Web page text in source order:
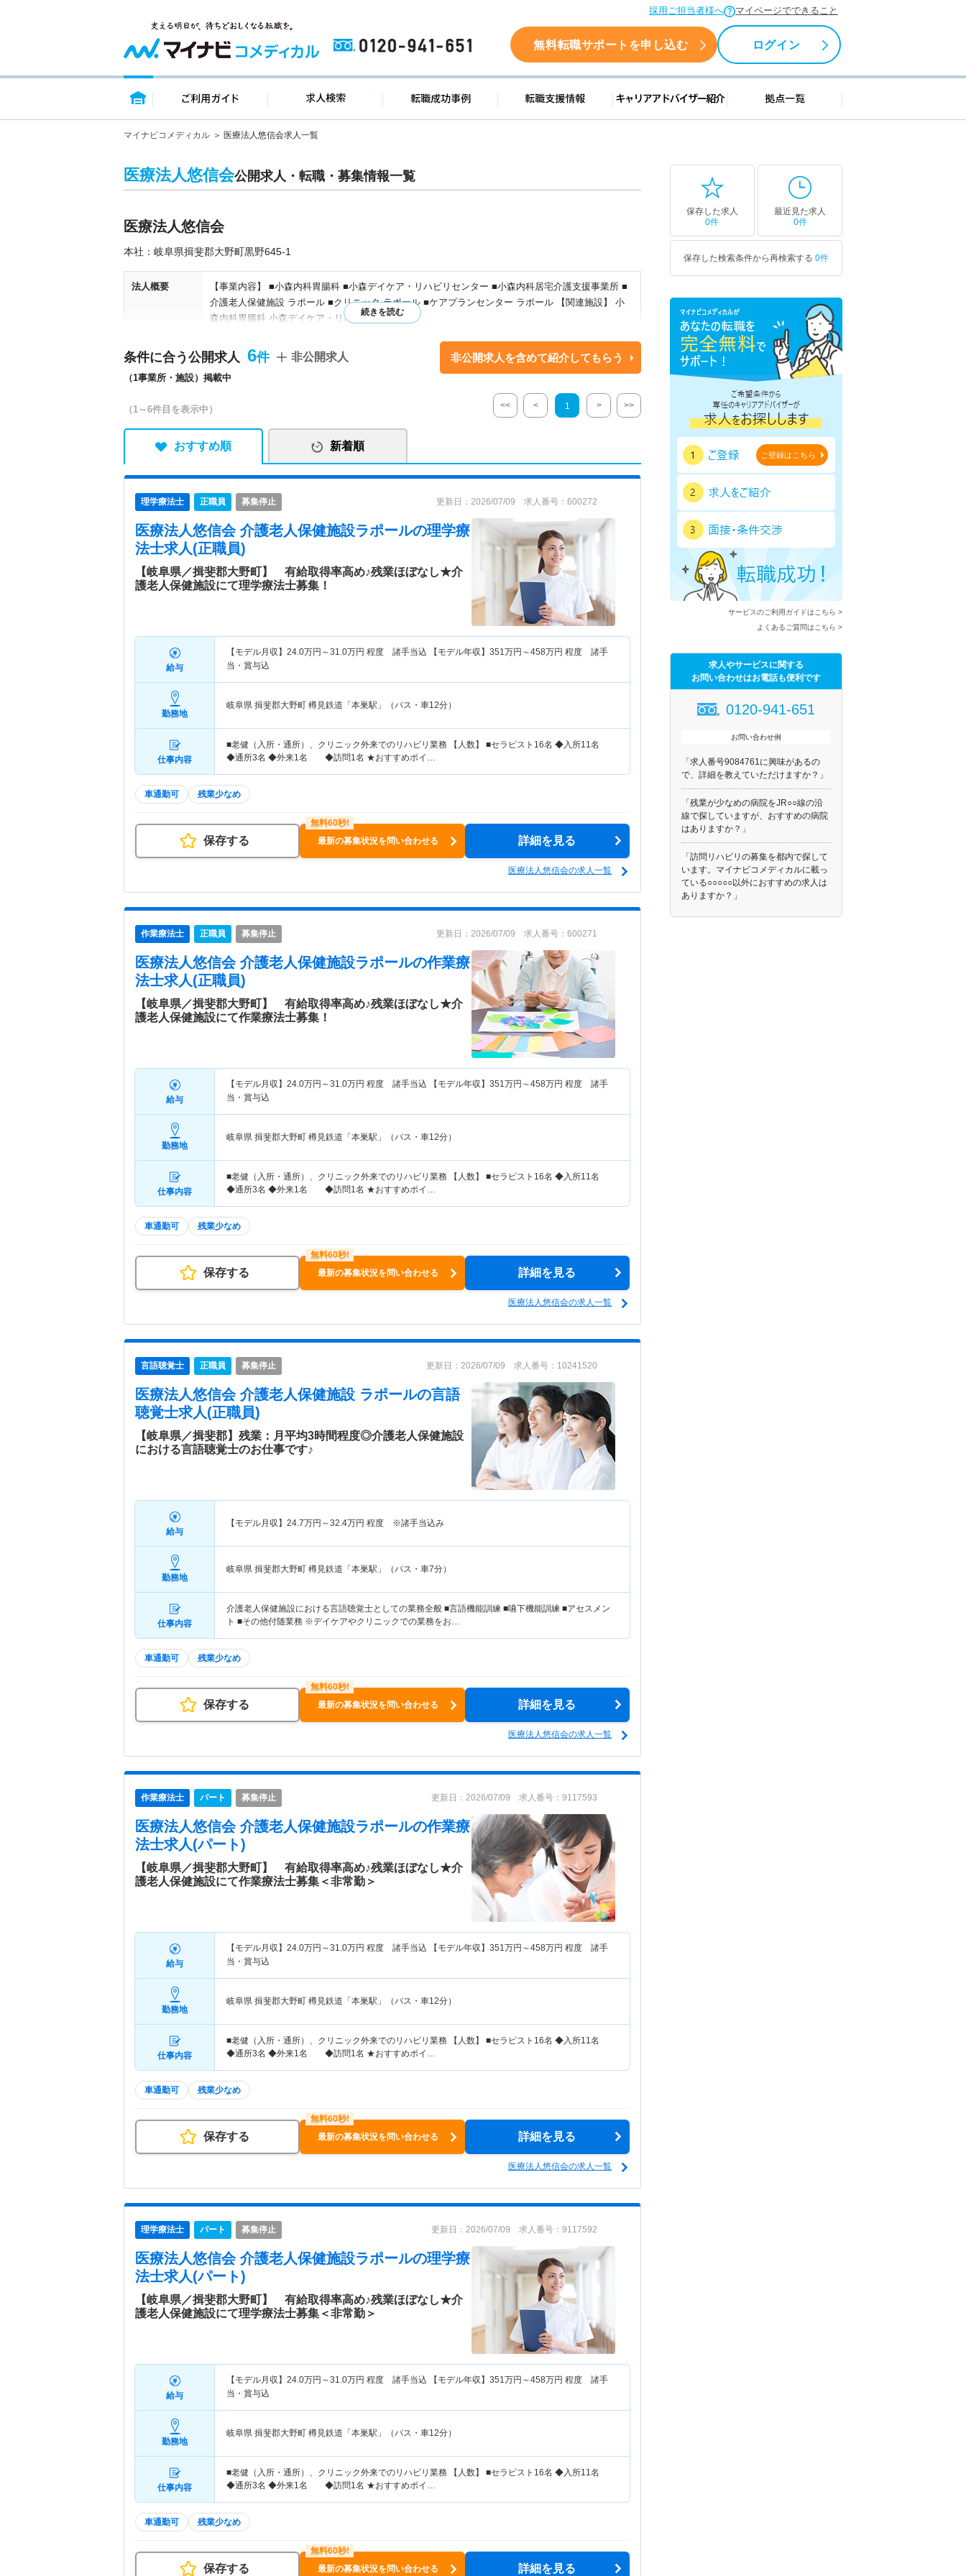
採用ご担当者様へ マイページでできること
0120-941-651 無料転職サポートを申し込む ログイン
トップページ ご利用ガイド 求人検索 転職成功事例 転職支援情報 キャリアアドバイザー紹介 拠点一覧
マイナビコメディカル 医療法人悠信会求人一覧
医療法人悠信会公開求人・転職・募集情報一覧
医療法人悠信会
本社：岐阜県揖斐郡大野町黒野645‐1
法人概要
【事業内容】 ■小森内科胃腸科 ■小森デイケア・リハビリセンター ■小森内科居宅介護支援事業所 ■
介護老人保健施設 ラポール ■クリニック ラポール ■ケアプランセンター ラポール 【関連施設】 小
森内科胃腸科 小森デイケア・リハビリセンター
特色
【事業内容】 ■小森内科胃腸科 ■小森デイケア・リハビリセンター ■小森内科居宅介護支援事業所 ■
介護老人保健施設 ラポール ■クリニック ラポール ■ケアプランセンター ラポール
条件に合う公開求人 6
（1事業所・施設）掲載中
非公開求人 非公開求人を含めて紹介してもらう
（1～6件目を表示中） << < 1 > >>
おすすめ順 新着順
理学療法士 正職員 募集停止 更新日：2026/07/09 求人番号：600272
医療法人悠信会 介護老人保健施設ラポールの理学療
法士求人(正職員)
【岐阜県／揖斐郡大野町】 有給取得率高め♪残業ほぼなし★介
護老人保健施設にて理学療法士募集！
給与
【モデル月収】 24.0万円～31.0万円 程度 諸手当込 【モデル年収】 351万円～458万円 程度 諸手
当・賞与込
勤務地
岐阜県 揖斐郡大野町 樽見鉄道「本巣駅」（バス・車12分）
仕事内容
■老健（入所・通所）、クリニック外来でのリハビリ業務 【人数】 ■セラピスト16名 ◆入所11名
◆通所3名 ◆外来1名 ◆訪問1名 ★おすすめポイ…
車通勤可 残業少なめ
保存する 最新の募集状況を問い合わせる 詳細を見る
医療法人悠信会の求人一覧
作業療法士 正職員 募集停止 更新日：2026/07/09 求人番号：600271
医療法人悠信会 介護老人保健施設ラポールの作業療
法士求人(正職員)
【岐阜県／揖斐郡大野町】 有給取得率高め♪残業ほぼなし★介
護老人保健施設にて作業療法士募集！
給与
【モデル月収】 24.0万円～31.0万円 程度 諸手当込 【モデル年収】 351万円～458万円 程度 諸手
当・賞与込
勤務地
岐阜県 揖斐郡大野町 樽見鉄道「本巣駅」（バス・車12分）
仕事内容
■老健（入所・通所）、クリニック外来でのリハビリ業務 【人数】 ■セラピスト16名 ◆入所11名
◆通所3名 ◆外来1名 ◆訪問1名 ★おすすめポイ…
車通勤可 残業少なめ
保存する 最新の募集状況を問い合わせる 詳細を見る
医療法人悠信会の求人一覧
言語聴覚士 正職員 募集停止 更新日：2026/07/09 求人番号：10241520
医療法人悠信会 介護老人保健施設 ラポールの言語
聴覚士求人(正職員)
【岐阜県／揖斐郡】残業：月平均3時間程度◎介護老人保健施設
における言語聴覚士のお仕事です♪
給与
【モデル月収】 24.7万円～32.4万円 程度 ※諸手当込み
勤務地
岐阜県 揖斐郡大野町 樽見鉄道「本巣駅」（バス・車7分）
仕事内容
介護老人保健施設における言語聴覚士としての業務全般 ■言語機能訓練 ■嚥下機能訓練 ■アセスメン
ト ■その他付随業務 ※デイケアやクリニックでの業務をお…
車通勤可 残業少なめ
保存する 最新の募集状況を問い合わせる 詳細を見る
医療法人悠信会の求人一覧
作業療法士 パート 募集停止 更新日：2026/07/09 求人番号：9117593
医療法人悠信会 介護老人保健施設ラポールの作業療
法士求人(パート)
【岐阜県／揖斐郡大野町】 有給取得率高め♪残業ほぼなし★介
護老人保健施設にて作業療法士募集＜非常勤＞
給与
【モデル月収】 24.0万円～31.0万円 程度 諸手当込 【モデル年収】 351万円～458万円 程度 諸手
当・賞与込
勤務地
岐阜県 揖斐郡大野町 樽見鉄道「本巣駅」（バス・車12分）
仕事内容
■老健（入所・通所）、クリニック外来でのリハビリ業務 【人数】 ■セラピスト16名 ◆入所11名
◆通所3名 ◆外来1名 ◆訪問1名 ★おすすめポイ…
車通勤可 残業少なめ
保存する 最新の募集状況を問い合わせる 詳細を見る
医療法人悠信会の求人一覧
理学療法士 パート 募集停止 更新日：2026/07/09 求人番号：9117592
医療法人悠信会 介護老人保健施設ラポールの理学療
法士求人(パート)
【岐阜県／揖斐郡大野町】 有給取得率高め♪残業ほぼなし★介
護老人保健施設にて理学療法士募集＜非常勤＞
給与
【モデル月収】 24.0万円～31.0万円 程度 諸手当込 【モデル年収】 351万円～458万円 程度 諸手
当・賞与込
勤務地
岐阜県 揖斐郡大野町 樽見鉄道「本巣駅」（バス・車12分）
仕事内容
■老健（入所・通所）、クリニック外来でのリハビリ業務 【人数】 ■セラピスト16名 ◆入所11名
◆通所3名 ◆外来1名 ◆訪問1名 ★おすすめポイ…
車通勤可 残業少なめ
保存する 最新の募集状況を問い合わせる 詳細を見る
保存した求人
0件
最近見た求人
0件
保存した検索条件から再検索する 0件
ご登録はこちら
サービスのご利用ガイドはこちら >
よくあるご質問はこちら >
求人やサービスに関する
お問い合わせはお電話も便利です
0120-941-651
お問い合わせ例
「求人番号9084761に興味があるの
で、詳細を教えていただけますか？」
「残業が少なめの病院をJR○○線の沿
線で探していますが、おすすめの病院
はありますか？」
「訪問リハビリの募集を都内で探して
います。マイナビコメディカルに載っ
ている○○○○○以外におすすめの求人は
ありますか？」